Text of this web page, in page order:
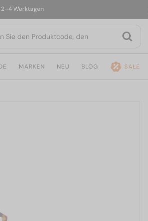
MARKEN NEU BLOG SALE